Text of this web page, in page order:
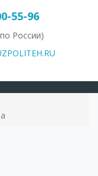
55-96
России)